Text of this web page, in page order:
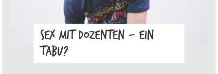
SEX MIT DOZENTEN – EIN
TABU?